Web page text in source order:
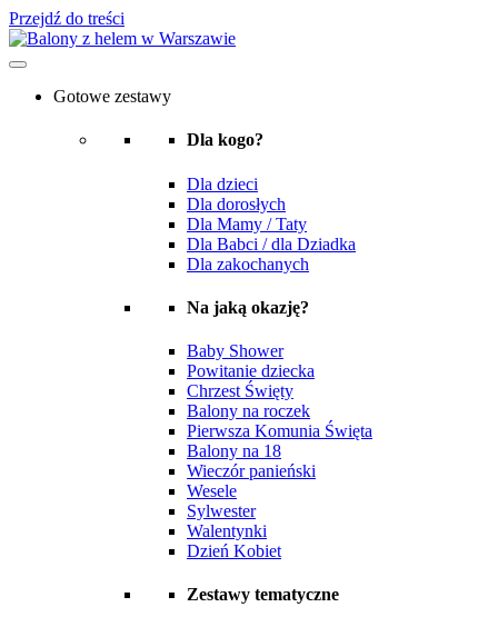
Przejdź do treści
Gotowe zestawy
Dla kogo?
Dla dzieci
Dla dorosłych
Dla Mamy / Taty
Dla Babci / dla Dziadka
Dla zakochanych
Na jaką okazję?
Baby Shower
Powitanie dziecka
Chrzest Święty
Balony na roczek
Pierwsza Komunia Święta
Balony na 18
Wieczór panieński
Wesele
Sylwester
Walentynki
Dzień Kobiet
Zestawy tematyczne